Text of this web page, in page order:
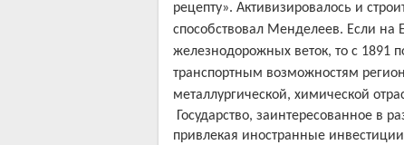
рецепту». Активизировалось и
способствовал Менделеев. Если на
железнодорожных веток, то с 1891
транспортным возможностям
металлургической, химической
Государство, заинтересованное в
привлекая иностранные